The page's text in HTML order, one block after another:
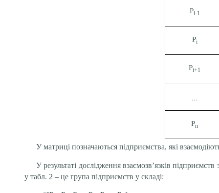
Рі-1
Рі
Рі+1
…
Рn
У матриці позначаються підприємства, які
У результаті дослідження взаємозв’язків
у табл. 2 – це група підприємств у складі: